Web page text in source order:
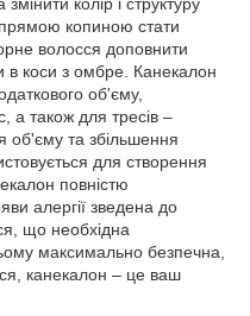
копиною стати
волосся доповнити
коси з омбре. Канекалон
об'єму,
а також для тресів –
об'єму та збільшення
для створення
повністю
алергії зведена до
що необхідна
максимально безпечна,
канекалон – це ваш